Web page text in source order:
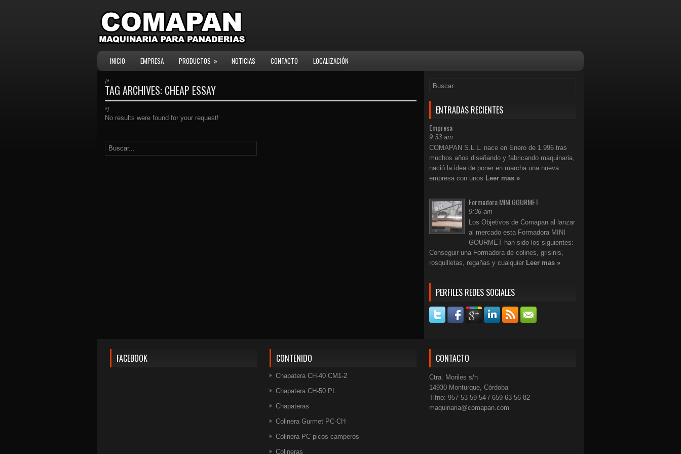
INICIO EMPRESA PRODUCTOS » NOTICIAS CONTACTO LOCALIZACIÓN
/*
TAG ARCHIVES: CHEAP ESSAY
*/
No results were found for your request!
ENTRADAS RECIENTES
Empresa
9:33 am
COMAPAN S.L.L. nace en Enero de 1.996 tras
muchos años diseñando y fabricando maquinaria,
nació la idea de poner en marcha una nueva
empresa con unos Leer mas »
Formadora MINI GOURMET
9:36 am
Los Objetivos de Comapan al lanzar
al mercado esta Formadora MINI
GOURMET han sido los siguientes:
Conseguir una Formadora de colines, grisinis,
rosquilletas, regañas y cualquier Leer mas »
PERFILES REDES SOCIALES
FACEBOOK CONTENIDO
Chapatera CH-40 CM1-2
Chapatera CH-50 PL
Chapateras
Colinera Gurmet PC-CH
Colinera PC picos camperos
Colineras
CONTACTO
Ctra. Moriles s/n
14930 Monturque, Córdoba
Tlfno: 957 53 59 54 / 659 63 56 82
maquinaria@comapan.com